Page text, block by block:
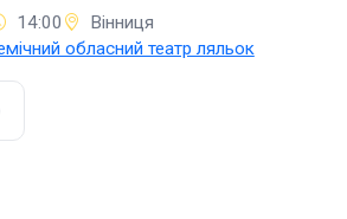
14:00
Вінниця
обласний театр ляльок